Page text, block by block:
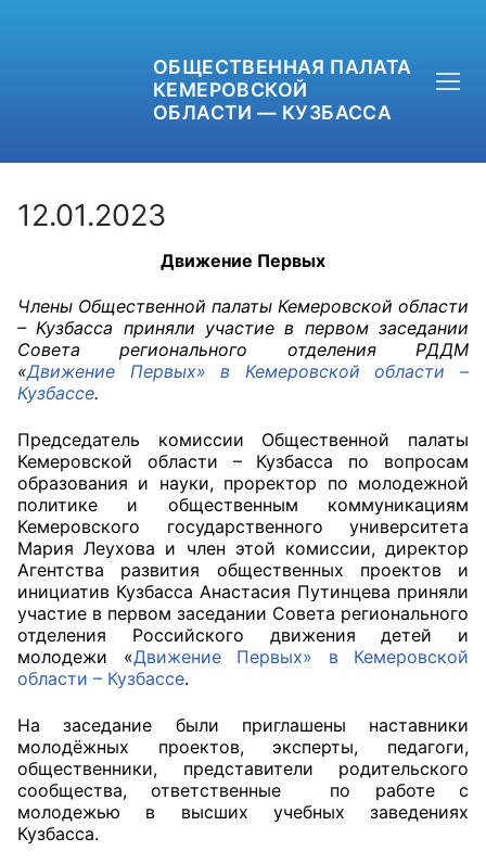
ОБЩЕСТВЕННАЯ ПАЛАТА
КЕМЕРОВСКОЙ
ОБЛАСТИ — КУЗБАССА
OPKO42@BK.RU
ОБРАТНАЯ СВЯЗЬ
Главная
Общественные советы
Общественные советы при территориальных
органах федеральных органов
исполнительной власти
Общественные советы по проведению
независимой оценки качества условий
оказания услуг
О Палате
12.01.2023
Движение Первых
Члены Общественной палаты Кемеровской области
– Кузбасса приняли участие в первом заседании
Совета регионального отделения РДДМ
«Движение Первых» в Кемеровской области –
Кузбассе.
Председатель комиссии Общественной палаты
Кемеровской области – Кузбасса по вопросам
образования и науки, проректор по молодежной
политике и общественным коммуникациям
Кемеровского государственного университета
Мария Леухова и член этой комиссии, директор
Агентства развития общественных проектов и
инициатив Кузбасса Анастасия Путинцева приняли
участие в первом заседании Совета регионального
отделения Российского движения детей и
молодежи «Движение Первых» в Кемеровской
области – Кузбассе.
На заседание были приглашены наставники
молодёжных проектов, эксперты, педагоги,
общественники, представители родительского
сообщества, ответственные по работе с
молодежью в высших учебных заведениях
Кузбасса.